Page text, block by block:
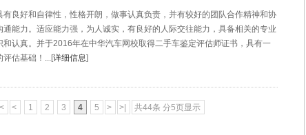
有良好和自律性，性格开朗，做事认真负责，并有较好的团队合作精神和协
通能力。适应能力强，为人诚实，有良好的人际交往能力，具备相关的专业
和认真。并于2016年在中华汽车网校取得二手车鉴定评估师证书，具有一
评估基础！...[详细信息]
|< < 1 2 3 4 5 > >| 共44条 分5页显示